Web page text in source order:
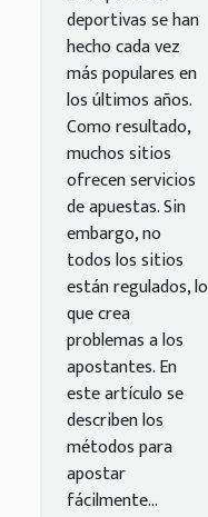
regulados?
deportivas se han
hecho cada vez
más populares en
los últimos años.
Como resultado,
muchos sitios
ofrecen servicios
de apuestas. Sin
embargo, no
todos los sitios
están regulados, lo
que crea
problemas a los
apostantes. En
este artículo se
describen los
métodos para
apostar
fácilmente...